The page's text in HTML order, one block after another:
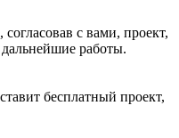
с вами, проект,
дальнейшие работы.
бесплатный проект,